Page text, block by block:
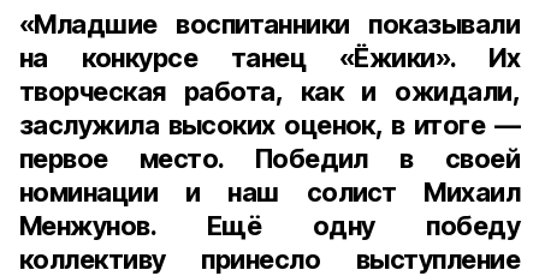
«Младшие воспитанники показывали
на конкурсе танец «Ёжики». Их
творческая работа, как и ожидали,
заслужила высоких оценок, в итоге —
первое место. Победил в своей
номинации и наш солист Михаил
Менжунов. Ещё одну победу
коллективу принесло выступление